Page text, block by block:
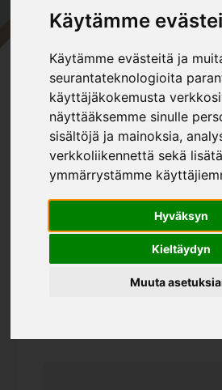
Käytämme
Käytämme evästeitä ja
seurantateknologioita
käyttäjäkokemusta
näyttääksemme sinulle
sisältöjä ja mainoksia,
verkkoliikennettä sekä
ymmärrystämme
Hyväksyn
Kieltäydyn
Muuta